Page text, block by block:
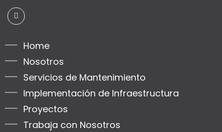
Home
Nosotros
Servicios de Mantenimiento
Implementación de Infraestructura
Proyectos
Trabaja con Nosotros